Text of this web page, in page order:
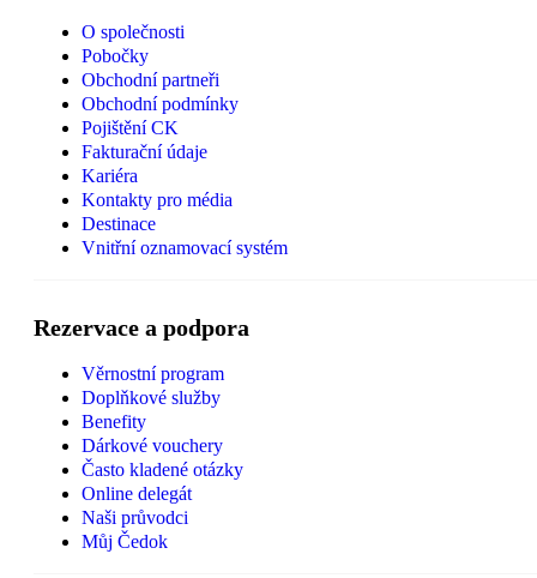
O společnosti
Pobočky
Obchodní partneři
Obchodní podmínky
Pojištění CK
Fakturační údaje
Kariéra
Kontakty pro média
Destinace
Vnitřní oznamovací systém
Rezervace a podpora
Věrnostní program
Doplňkové služby
Benefity
Dárkové vouchery
Často kladené otázky
Online delegát
Naši průvodci
Můj Čedok